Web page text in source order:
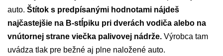
auto. Štítok s predpísanými hodnotami nájdeš
najčastejšie na B-stĺpiku pri dverách vodiča alebo na
vnútornej strane viečka palivovej nádrže. Výrobca tam
uvádza tlak pre bežné aj plne naložené auto.